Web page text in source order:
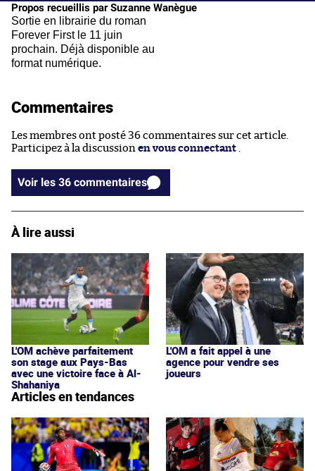
Propos recueillis par Suzanne Wanègue
Sortie en librairie du roman
Forever First le 11 juin
prochain. Déjà disponible au
format numérique.
Commentaires
Les membres ont posté 36 commentaires sur cet article.
Participez à la discussion en vous connectant
Voir les 36 commentaires
À lire aussi
L'OM achève parfaitement
son stage aux Pays-Bas
avec une victoire face à Al-
Shahaniya
L'OM a fait appel à une
agence pour vendre ses
joueurs
Articles en tendances